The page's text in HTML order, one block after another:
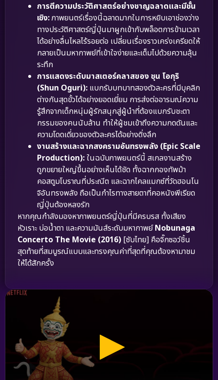
การตีความประวัติศาสตร์อย่างชาญฉลาดและมีชั้น
เชิง:ภาพยนตร์เรื่องนี้ฉลาดมากในการหยิบเอาช่องว่าง
ทางประวัติศาสตร์ญี่ปุ่นมาผูกเข้ากับพล็อตการข้ามเวลา
ได้อย่างลื่นไหลไร้รอยต่อ เปลี่ยนเรื่องราวเคร่งเครียดให้
กลายเป็นมหากาพย์ที่เข้าใจง่ายและเต็มไปด้วยความลุ้น
ระทึก
การแสดงระดับมาสเตอร์คลาสของ ชุน โอกุริ
(Shun Oguri): แบกรับบทบาทสองตัวละครที่มีบุคลิก
ต่างกันสุดขั้วได้อย่างยอดเยี่ยม การส่งต่ออารมณ์ความ
รู้สึกจากเด็กหนุ่มผู้รักสนุกสู่ผู้นำที่ต้องแบกรับชะตา
กรรมของคนนับล้าน ทำให้ผู้ชมเข้าถึงความกดดันและ
ความโดดเดี่ยวของตัวละครได้อย่างดิ่งลึก
งานสร้างและฉากสงครามอันทรงพลัง (Epic Scale
Production):ในฉบับภาพยนตร์นี้ สเกลงานสร้าง
ถูกขยายใหญ่ขึ้นอย่างเห็นได้ชัด ทั้งฉากกองทัพม้า
คอสตูมโบราณที่ประณีต และฉากไคลแมกซ์ที่วัดฮอนโน
จิอันทรงพลัง ถือเป็นกำไรทางสายตาที่คอหนังพีเรียด
ญี่ปุ่นต้องหลงรัก
หากคุณกำลังมองหาภาพยนตร์ญี่ปุ่นที่มีครบรส ทั้งเสียง
หัวเราะ บ่อน้ำตา และความมันส์ระดับมหากาพย์Nobunaga
Concerto The Movie (2016) [ซับไทย] คือจิ๊กซอว์ชิ้น
สุดท้ายที่สมบูรณ์แบบและทรงคุณค่าที่สุดที่คุณต้องหามาชม
ให้ได้สักครั้ง